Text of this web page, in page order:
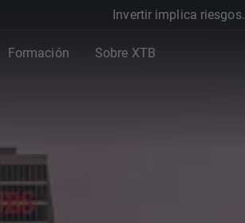
Invertir implica riesgos.
Formación Sobre XTB